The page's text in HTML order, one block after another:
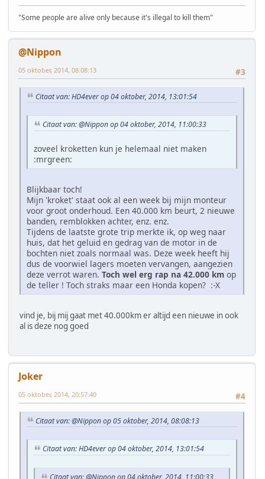
"Some people are alive only because it's illegal to kill them"
@Nippon
#3
05 oktober, 2014, 08:08:13
Citaat van: HD4ever op 04 oktober, 2014, 13:01:54
Citaat van: @Nippon op 04 oktober, 2014, 11:00:33
zoveel kroketten kun je helemaal niet maken
:mrgreen:
Blijkbaar toch!
Mijn 'kroket' staat ook al een week bij mijn monteur
voor groot onderhoud. Een 40.000 km beurt, 2 nieuwe
banden, remblokken achter, enz. enz.
Tijdens de laatste grote trip merkte ik, op weg naar
huis, dat het geluid en gedrag van de motor in de
bochten niet zoals normaal was. Deze week heeft hij
dus de voorwiel lagers moeten vervangen, aangezien
deze verrot waren. Toch wel erg rap na 42.000 km op
de teller ! Toch straks maar een Honda kopen? :-X
vind je, bij mij gaat met 40.000km er altijd een nieuwe in ook
al is deze nog goed
Joker
#4
05 oktober, 2014, 20:57:40
Citaat van: @Nippon op 05 oktober, 2014, 08:08:13
Citaat van: HD4ever op 04 oktober, 2014, 13:01:54